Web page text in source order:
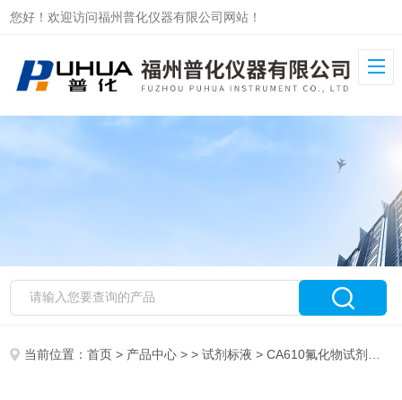
您好！欢迎访问福州普化仪器有限公司网站！
当前位置：首页 > 产品中心 > >试剂标液 > CA610氟化物试剂套装